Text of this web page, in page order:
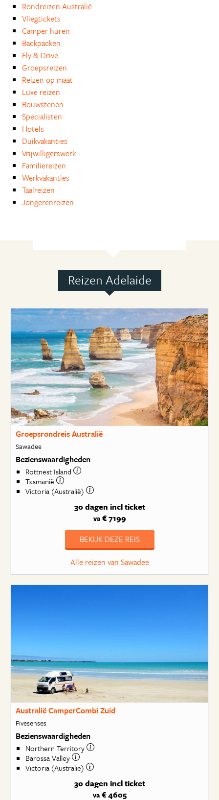
Rondreizen Australië
Vliegtickets
Camper huren
Backpacken
Fly & Drive
Groepsreizen
Reizen op maat
Luxe reizen
Bouwstenen
Specialisten
Hotels
Duikvakanties
Vrijwilligerswerk
Familiereizen
Werkvakanties
Taalreizen
Jongerenreizen
Reizen Adelaide
Groepsrondreis Australië
Sawadee
Bezienswaardigheden
Rottnest Island
Tasmanië
Victoria (Australië)
30 dagen incl ticket
va€ 7199
BEKIJK DEZE REIS
Alle reizen van Sawadee
Australië CamperCombi Zuid
Fivesenses
Bezienswaardigheden
Northern Territory
Barossa Valley
Victoria (Australië)
30 dagen incl ticket
va€ 4605